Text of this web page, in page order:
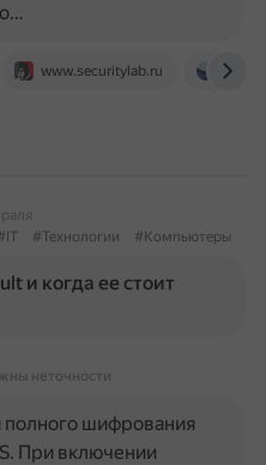
www.securitylab.ru
#Технологии #Компьютеры
и когда ее стоит
неточности
полного шифрования
При включении